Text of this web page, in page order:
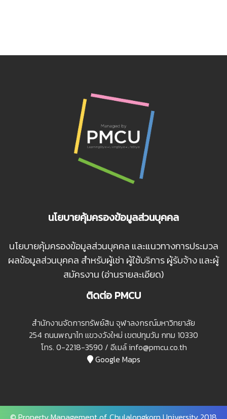
นโยบายคุ้มครองข้อมูลส่วนบุคคล
นโยบายคุ้มครองข้อมูลส่วนบุคคล และแนวทางการประมวล
ผลข้อมูลส่วนบุคคล สำหรับผู้เช่า ผู้ใช้บริการ ผู้รับจ้าง และผู้
สมัครงาน (อ่านรายละเอียด)
ติดต่อ PMCU
สํานักงานจัดการทรัพย์สิน จุฬาลงกรณ์มหาวิทยาลัย
254 ถนนพญาไท แขวงวังใหม่ เขตปทุมวัน กทม 10330
โทร. 0-2218-3590 / อีเมล์ info@pmcu.co.th
Google Maps